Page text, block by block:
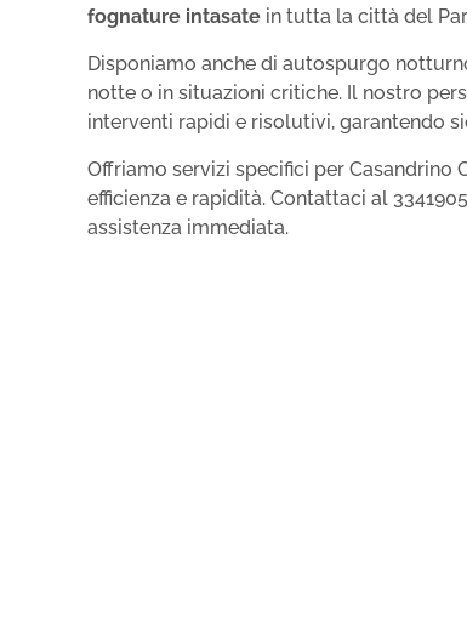
fognature intasate in tutta la città del
Disponiamo anche di autospurgo
notte o in situazioni critiche. Il nostro
interventi rapidi e risolutivi, garantendo
Offriamo servizi specifici per Casandrino
efficienza e rapidità. Contattaci al
assistenza immediata.